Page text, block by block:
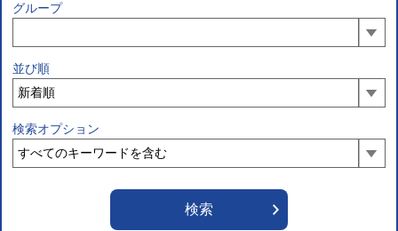
グループ
並び順
検索オプション